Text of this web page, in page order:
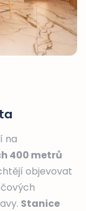
na
400 metrů
objevovat
Stanice